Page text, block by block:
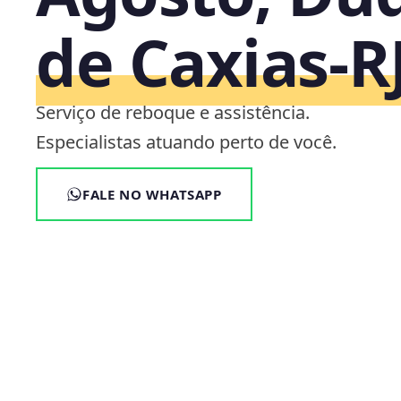
de
Serviço de reboque e assistência.
Especialistas atuando perto de você.
FALE NO WHATSAPP